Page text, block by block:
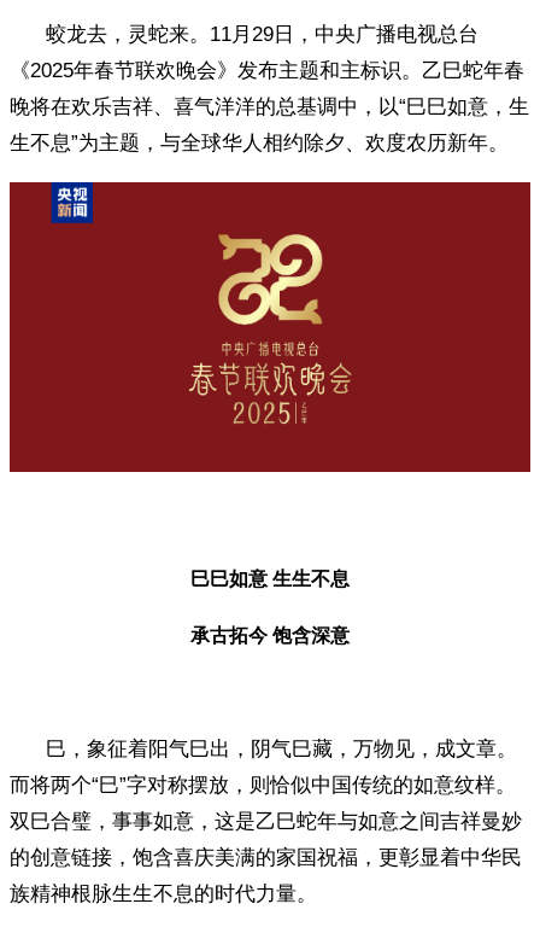
蛟龙去，灵蛇来。11月29日，中央广播电视总台
《2025年春节联欢晚会》发布主题和主标识。乙巳蛇年春
晚将在欢乐吉祥、喜气洋洋的总基调中，以“巳巳如意，生
生不息”为主题，与全球华人相约除夕、欢度农历新年。
巳巳如意 生生不息
承古拓今 饱含深意
巳，象征着阳气巳出，阴气巳藏，万物见，成文章。
而将两个“巳”字对称摆放，则恰似中国传统的如意纹样。
双巳合璧，事事如意，这是乙巳蛇年与如意之间吉祥曼妙
的创意链接，饱含喜庆美满的家国祝福，更彰显着中华民
族精神根脉生生不息的时代力量。